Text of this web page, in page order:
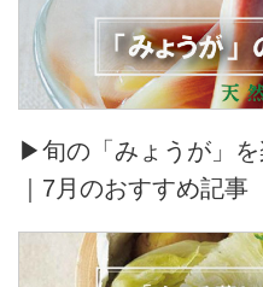
▶旬の「みょうが」
｜7月のおすすめ記事